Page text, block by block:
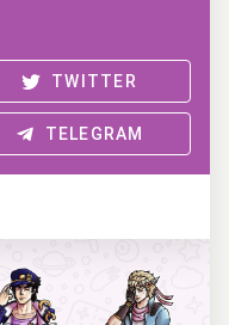
TWITTER
TELEGRAM